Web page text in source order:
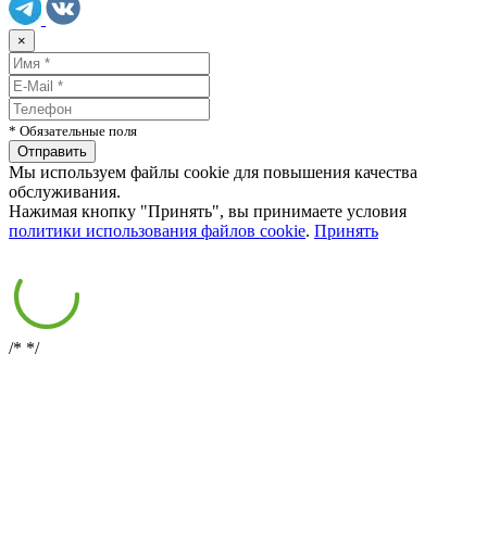
×
* Обязательные поля
Мы используем файлы cookie для повышения качества
обслуживания.
Нажимая кнопку "Принять", вы принимаете условия
политики использования файлов cookie. Принять
/* */